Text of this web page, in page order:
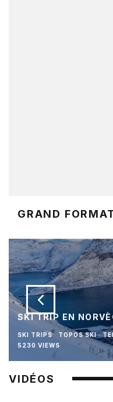
GRAND
SKI TRIP EN
SKI TRIPS TOPOS SKI ·
5230 VIEWS
VIDÉOS